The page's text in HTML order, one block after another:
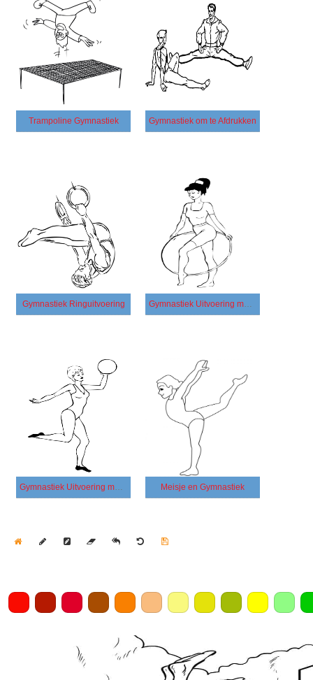
Trampoline Gymnastiek Gymnastiek om te Afdrukken
Gymnastiek Ringuitvoering Gymnastiek Uitvoering met een Hoepel
Gymnastiek Uitvoering met een Bal Meisje en Gymnastiek